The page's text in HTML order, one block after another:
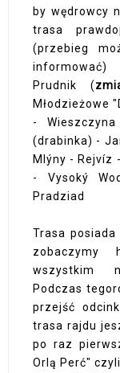
by wędrowcy
trasa
(przebieg
informować)
Prudnik (
Młodzieżowe
-
(drabinka) -
Mlýny - Rejvíz
- Vysoký
Pradziad
Trasa
zobaczymy
wszystkim
Podczas
przejść
trasa rajdu
po raz
Orlą Perć"